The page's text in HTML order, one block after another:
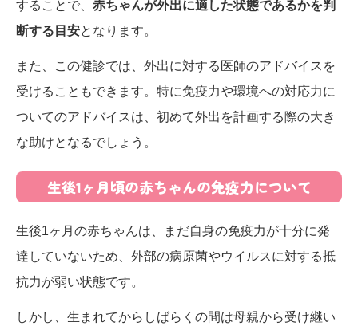
することで、 赤ちゃんが外出に適した状態であるかを判
断する目安となります。
また、この健診では、外出に対する医師のアドバイスを
受けることもできます。特に免疫力や環境への対応力に
ついてのアドバイスは、初めて外出を計画する際の大き
な助けとなるでしょう。
生後1ヶ月頃の赤ちゃんの免疫力について
生後1ヶ月の赤ちゃんは、まだ自身の免疫力が十分に発
達していないため、外部の病原菌やウイルスに対する抵
抗力が弱い状態です。
しかし、生まれてからしばらくの間は母親から受け継い